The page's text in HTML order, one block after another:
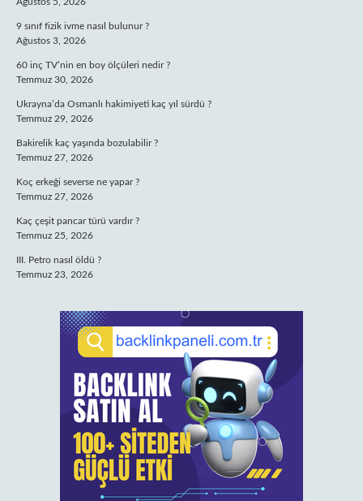
9 sınıf fizik ivme nasıl bulunur ?
Ağustos 3, 2026
60 inç TV’nin en boy ölçüleri nedir ?
Temmuz 30, 2026
Ukrayna’da Osmanlı hakimiyeti kaç yıl sürdü ?
Temmuz 29, 2026
Bakirelik kaç yaşında bozulabilir ?
Temmuz 27, 2026
Koç erkeği severse ne yapar ?
Temmuz 27, 2026
Kaç çeşit pancar türü vardır ?
Temmuz 25, 2026
III. Petro nasıl öldü ?
Temmuz 23, 2026